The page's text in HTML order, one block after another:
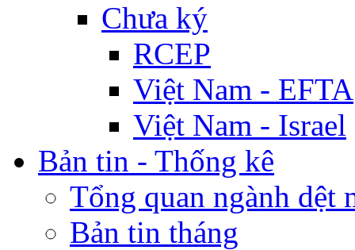
Chưa ký
RCEP
Việt Nam - EFTA
Việt Nam - Israel
Bản tin - Thống kê
Tổng quan ngành dệt
Bản tin tháng